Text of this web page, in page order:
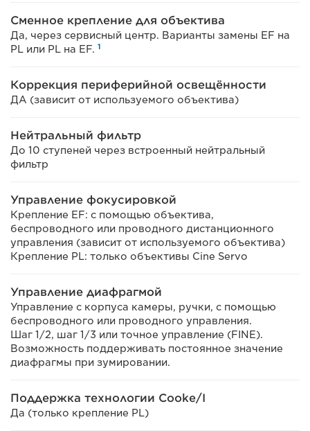
Сменное крепление для объектива
Да, через сервисный центр. Варианты замены EF на
PL или PL на EF. 1
Коррекция периферийной освещённости
ДА (зависит от используемого объектива)
Нейтральный фильтр
До 10 ступеней через встроенный нейтральный
фильтр
Управление фокусировкой
Крепление EF: с помощью объектива,
беспроводного или проводного дистанционного
управления (зависит от используемого объектива)
Крепление PL: только объективы Cine Servo
Управление диафрагмой
Управление с корпуса камеры, ручки, с помощью
беспроводного или проводного управления.
Шаг 1/2, шаг 1/3 или точное управление (FINE).
Возможность поддерживать постоянное значение
диафрагмы при зумировании.
Поддержка технологии Cooke/I
Да (только крепление PL)